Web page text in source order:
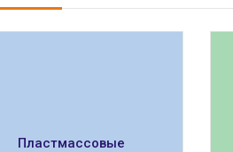
Пластмассовые